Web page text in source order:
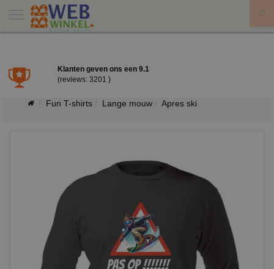
Klanten geven ons een 9.1
(reviews: 3201 )
Fun T-shirts Lange mouw Apres ski